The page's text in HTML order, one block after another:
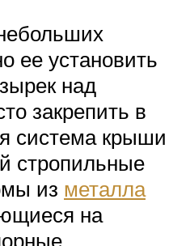
ее установить
над
закрепить в
система крыши
стропильные
из металла
на